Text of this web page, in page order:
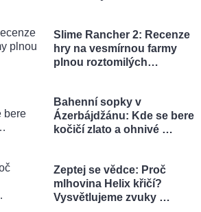
Slime Rancher 2: Recenze
hry na vesmírnou farmy
plnou roztomilých…
Bahenní sopky v
Ázerbájdžánu: Kde se bere
kočičí zlato a ohnivé …
Zeptej se vědce: Proč
mlhovina Helix křičí?
Vysvětlujeme zvuky …